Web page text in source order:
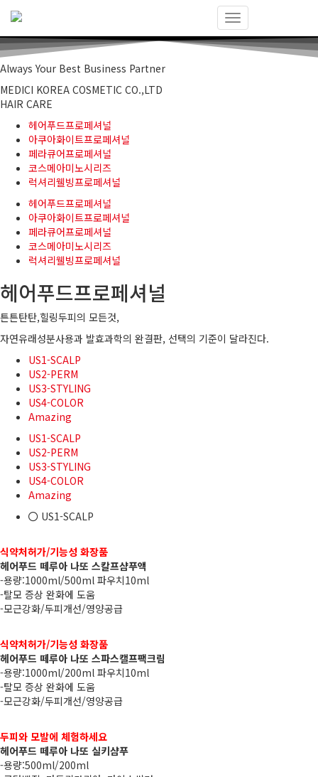
내
비
Always Your Best Business Partner
MEDICI KOREA COSMETIC CO.,LTD
HAIR CARE
헤어푸드프로페셔널
아쿠아화이트프로페셔널
페라큐어프로페셔널
코스메아미노시리즈
럭셔리웰빙프로페셔널
헤어푸드프로페셔널
아쿠아화이트프로페셔널
페라큐어프로페셔널
코스메아미노시리즈
럭셔리웰빙프로페셔널
헤어푸드프로페셔널
튼튼탄탄,힐링두피의 모든것,
자연유래성분사용과 발효과학의 완결판, 선택의 기준이 달라진다.
US1-SCALP
US2-PERM
US3-STYLING
US4-COLOR
Amazing
US1-SCALP
US2-PERM
US3-STYLING
US4-COLOR
Amazing
US1-SCALP
식약처허가/기능성 화장품
헤어푸드 떼루아 나또 스칼프샴푸액
-용량:1000ml/500ml 파우치10ml
-탈모 증상 완화에 도움
-모근강화/두피개선/영양공급
식약처허가/기능성 화장품
헤어푸드 떼루아 나또 스파스캘프팩크림
-용량:1000ml/200ml 파우치10ml
-탈모 증상 완화에 도움
-모근강화/두피개선/영양공급
두피와 모발에 체험하세요
헤어푸드 떼루아 나또 실키샴푸
-용량:500ml/200ml